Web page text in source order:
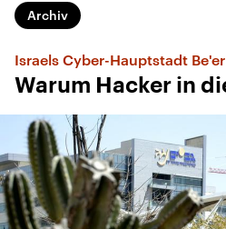
Archiv
Israels Cyber-Hauptstadt
Warum Hacker in